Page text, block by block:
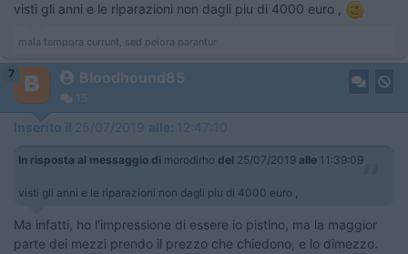
visti gli anni e le riparazioni non dagli piu di 4000 euro ,
mala tempora currunt, sed peiora parantur
7 Bloodhound85
15
Inserito il 25/07/2019 alle: 12:47:10
In risposta al messaggio di morodirho del 25/07/2019 alle 11:39:09
visti gli anni e le riparazioni non dagli piu di 4000 euro ,
Ma infatti, ho l'impressione di essere io pistino, ma la maggior
parte dei mezzi prendo il prezzo che chiedono, e lo dimezzo.